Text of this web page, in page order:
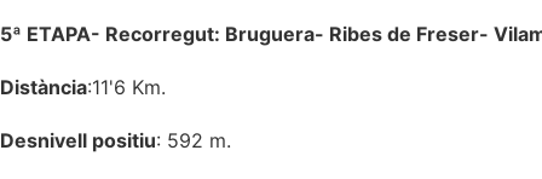
5ª ETAPA- Recorregut: Bruguera- Ribes de Freser-
Distància:11'6 Km.
Desnivell positiu: 592 m.